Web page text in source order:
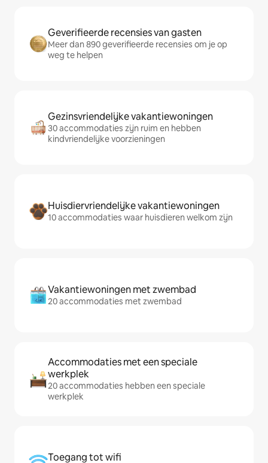
Geverifieerde recensies van gasten
Meer dan 890 geverifieerde recensies om je op
weg te helpen
Gezinsvriendelijke vakantiewoningen
30 accommodaties zijn ruim en hebben
kindvriendelijke voorzieningen
Huisdiervriendelijke vakantiewoningen
10 accommodaties waar huisdieren welkom zijn
Vakantiewoningen met zwembad
20 accommodaties met zwembad
Accommodaties met een speciale
werkplek
20 accommodaties hebben een speciale
werkplek
Toegang tot wifi